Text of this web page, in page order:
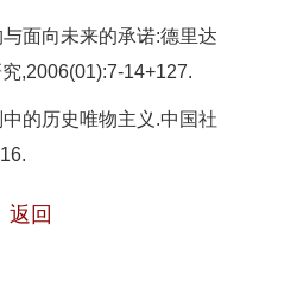
面向未来的承诺:德里达
,2006(01):7-14+127.
的历史唯物主义.中国社
返回